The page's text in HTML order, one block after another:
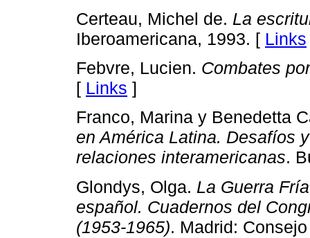
Certeau, Michel de. La
Iberoamericana, 1993. [ Links
Febvre, Lucien. Combates
[ Links ]
Franco, Marina y Benedetta
en América Latina. Desafíos
relaciones interamericanas.
Glondys, Olga. La Guerra
español. Cuadernos del
(1953-1965). Madrid: